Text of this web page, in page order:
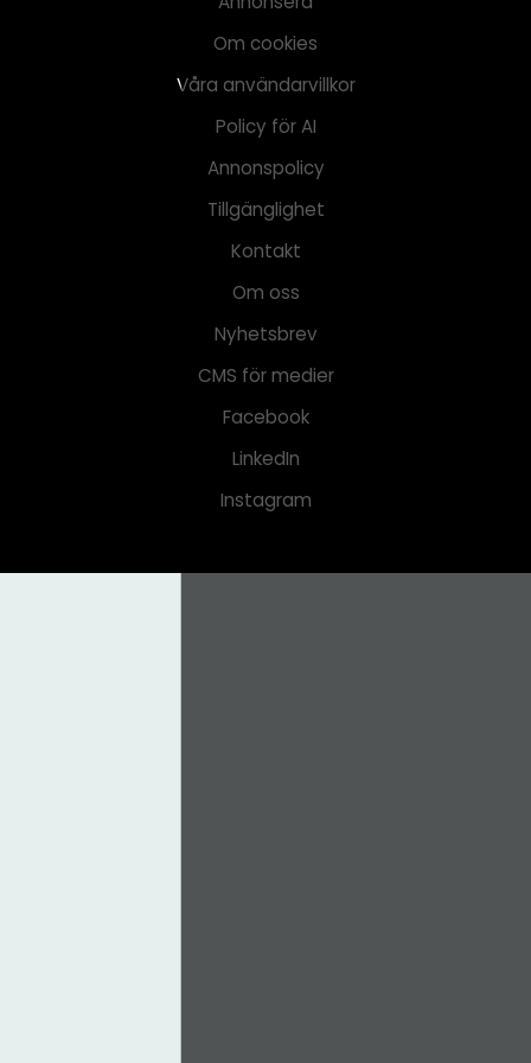
Om cookies
Våra användarvillkor
Policy för AI
Annonspolicy
Tillgänglighet
Kontakt
Om oss
Nyhetsbrev
CMS för medier
Facebook
LinkedIn
Instagram